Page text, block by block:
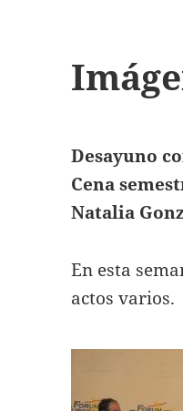
Desayuno
Cena
Natalia
En esta
actos varios.